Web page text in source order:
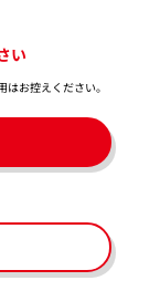
い
お控えください。​